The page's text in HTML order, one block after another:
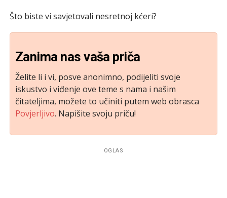
Što biste vi savjetovali nesretnoj kćeri?
Zanima nas vaša priča
Želite li i vi, posve anonimno, podijeliti svoje
iskustvo i viđenje ove teme s nama i našim
čitateljima, možete to učiniti putem web obrasca
Povjerljivo. Napišite svoju priču!
OGLAS